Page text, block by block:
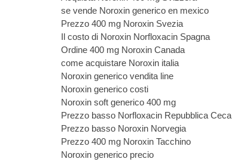
se vende Noroxin generico en mexico
Prezzo 400 mg Noroxin Svezia
Il costo di Noroxin Norfloxacin Spagna
Ordine 400 mg Noroxin Canada
come acquistare Noroxin italia
Noroxin generico vendita line
Noroxin generico costi
Noroxin soft generico 400 mg
Prezzo basso Norfloxacin Repubblica Ceca
Prezzo basso Noroxin Norvegia
Prezzo 400 mg Noroxin Tacchino
Noroxin generico precio